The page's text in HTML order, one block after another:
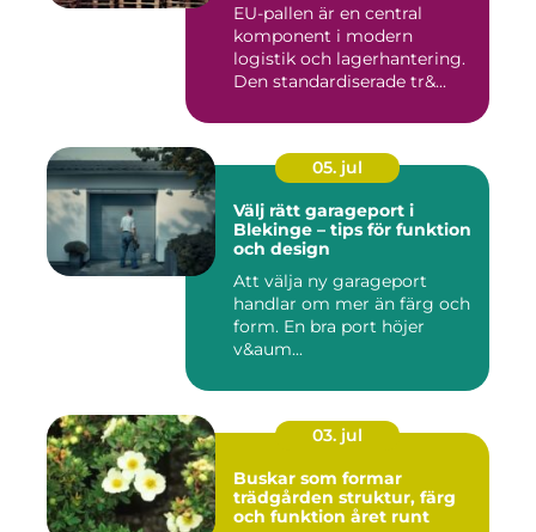
EU-pallen är en central
komponent i modern
logistik och lagerhantering.
Den standardiserade tr&...
05. jul
Välj rätt garageport i
Blekinge – tips för funktion
och design
Att välja ny garageport
handlar om mer än färg och
form. En bra port höjer
v&aum...
03. jul
Buskar som formar
trädgården struktur, färg
och funktion året runt